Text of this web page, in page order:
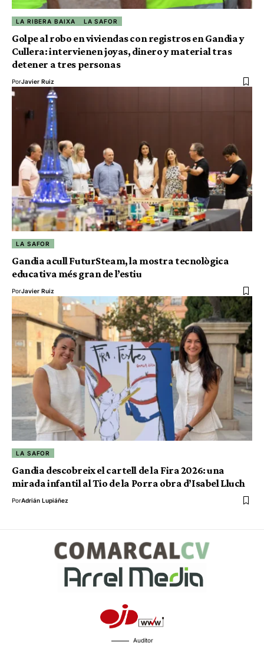
LA RIBERA BAIXA LA SAFOR
Golpe al robo en viviendas con registros en Gandia y
Cullera: intervienen joyas, dinero y material tras
detener a tres personas
PorJavier Ruiz
LA SAFOR
Gandia acull FuturSteam, la mostra tecnològica
educativa més gran de l’estiu
PorJavier Ruiz
LA SAFOR
Gandia descobreix el cartell de la Fira 2026: una
mirada infantil al Tio de la Porra obra d’Isabel Lluch
PorAdrián Lupiáñez
Auditor